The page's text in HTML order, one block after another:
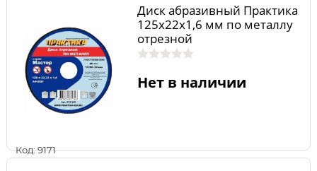
Код: 9171
Диск абразивный Практика
125х22х1,6 мм по металлу
отрезной
Нет в наличии